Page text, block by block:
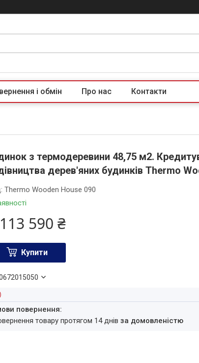
і обмін Про нас Контакти
з термодеревини 48,75 м2.
дерев'яних будинків Thermo
Thermo Wooden House 090
590 ₴
Купити
товару протягом 14 днівза домовленістю